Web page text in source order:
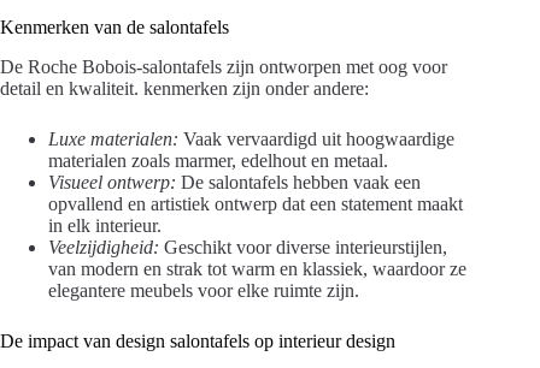
Kenmerken van de salontafels
De Roche Bobois-salontafels zijn ontworpen met oog voor
detail en kwaliteit. kenmerken zijn onder andere:
Luxe materialen: Vaak vervaardigd uit hoogwaardige
materialen zoals marmer, edelhout en metaal.
Visueel ontwerp: De salontafels hebben vaak een
opvallend en artistiek ontwerp dat een statement maakt
in elk interieur.
Veelzijdigheid: Geschikt voor diverse interieurstijlen,
van modern en strak tot warm en klassiek, waardoor ze
elegantere meubels voor elke ruimte zijn.
De impact van design salontafels op interieur design